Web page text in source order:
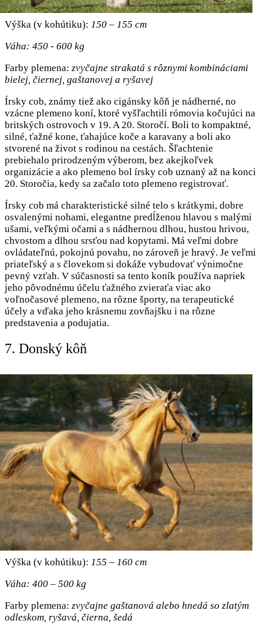
Výška (v kohútiku): 150 – 155 cm
Váha: 450 - 600 kg
Farby plemena: zvyčajne strakatá s rôznymi kombináciami
bielej, čiernej, gaštanovej a ryšavej
Írsky cob, známy tiež ako cigánsky kôň je nádherné, no
vzácne plemeno koní, ktoré vyšľachtili rómovia kočujúci na
britských ostrovoch v 19. A 20. Storočí. Boli to kompaktné,
silné, ťažné kone, ťahajúce koče a karavany a boli ako
stvorené na život s rodinou na cestách. Šľachtenie
prebiehalo prirodzeným výberom, bez akejkoľvek
organizácie a ako plemeno bol írsky cob uznaný až na konci
20. Storočia, kedy sa začalo toto plemeno registrovať.
Írsky cob má charakteristické silné telo s krátkymi, dobre
osvalenými nohami, elegantne predĺženou hlavou s malými
ušami, veľkými očami a s nádhernou dlhou, hustou hrivou,
chvostom a dlhou srsťou nad kopytami. Má veľmi dobre
ovládateľnú, pokojnú povahu, no zároveň je hravý. Je veľmi
priateľský a s človekom si dokáže vybudovať výnimočne
pevný vzťah. V súčasnosti sa tento koník používa napriek
jeho pôvodnému účelu ťažného zvieraťa viac ako
voľnočasové plemeno, na rôzne športy, na terapeutické
účely a vďaka jeho krásnemu zovňajšku i na rôzne
predstavenia a podujatia.
7. Donský kôň
Výška (v kohútiku): 155 – 160 cm
Váha: 400 – 500 kg
Farby plemena: zvyčajne gaštanová alebo hnedá so zlatým
odleskom, ryšavá, čierna, šedá